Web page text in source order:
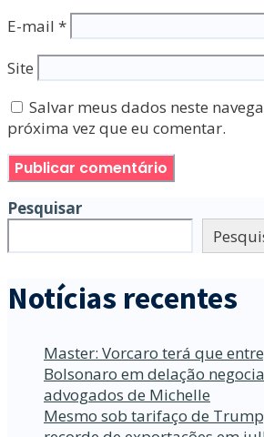
E-mail *
Site
Salvar meus dados neste
próxima vez que eu comentar.
Pesquisar
Notícias recentes
Master: Vorcaro terá que
Bolsonaro em delação
advogados de Michelle
Mesmo sob tarifaço de